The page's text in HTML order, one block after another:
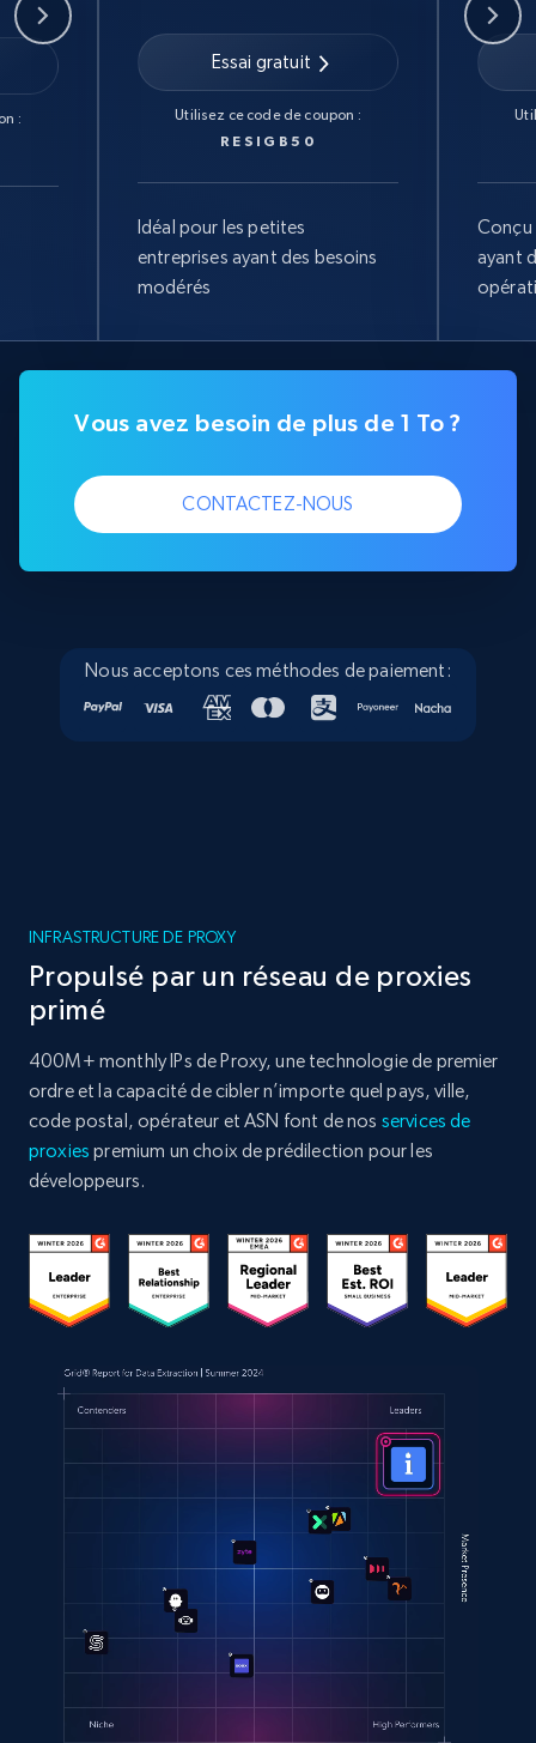
:
Essai gratuit
Utilisez ce code de coupon :
RESIGB50
Idéal pour les petites
entreprises ayant des besoins
modérés
Conçu
ayant
Vous avez besoin de plus de 1 To ?
CONTACTEZ-NOUS
Nous acceptons ces méthodes de paiement:
INFRASTRUCTURE DE PROXY
Propulsé par un réseau de proxies
primé
400M+ monthly IPs de Proxy, une technologie de premier
ordre et la capacité de cibler n’importe quel pays, ville,
code postal, opérateur et ASN font de nos services de
proxies premium un choix de prédilection pour les
développeurs.